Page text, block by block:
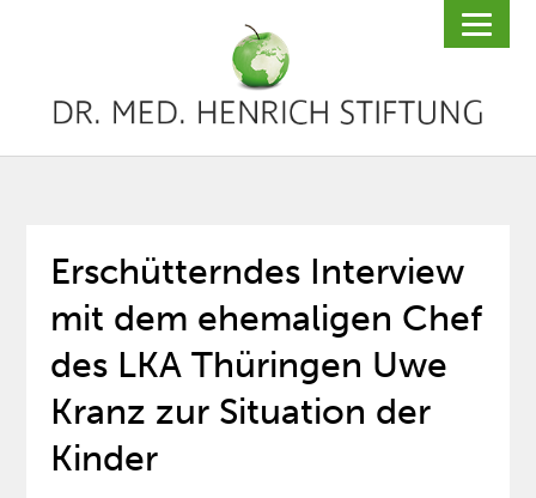
Erschütterndes Interview
mit dem ehemaligen Chef
des LKA Thüringen Uwe
Kranz zur Situation der
Kinder